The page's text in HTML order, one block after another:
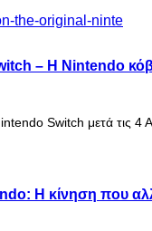
– Η Nintendo
Switch μετά τις
Η κίνηση που